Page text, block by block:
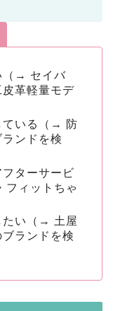
（→ セイバ
革軽量モデ
ている（→ 防
ンドを検
ターサービ
フィットちゃ
たい（→ 土屋
ランドを検